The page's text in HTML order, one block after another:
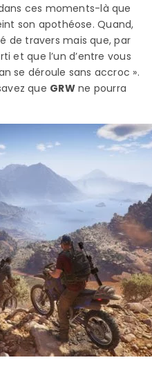
ces moments-là que
son apothéose. Quand,
de travers mais que, par
et que l’un d’entre vous
se déroule sans accroc ».
que GRWne pourra